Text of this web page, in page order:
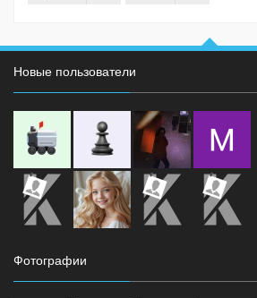
Новые пользователи
Фотографии